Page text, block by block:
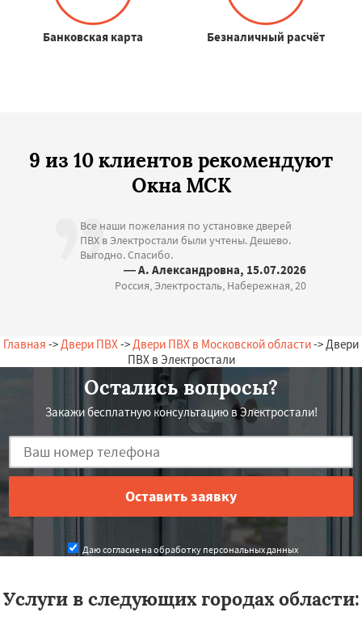
Банковская карта Безналичный расчёт
9 из 10 клиентов рекомендуют
Окна МСК
Все наши пожелания по установке дверей
ПВХ в Электростали были учтены. Дешево.
Выгодно. Спасибо.
— А. Александровна, 15.07.2026
Россия, Электросталь, Набережная, 20
Главная -> Двери ПВХ -> Двери ПВХ в Московской области-> Двери
ПВХ в Электростали
Остались вопросы?
Закажи бесплатную консультацию в Электростали!
Даю согласие на обработку персональных данных
Услуги в следующих городах области: